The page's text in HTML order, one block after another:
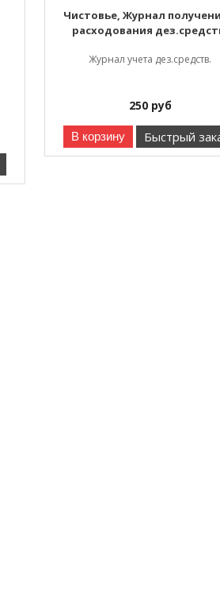
Чистовье, Журнал
расходования
Журнал учета дез.средств.
250руб
В корзину Быстрый